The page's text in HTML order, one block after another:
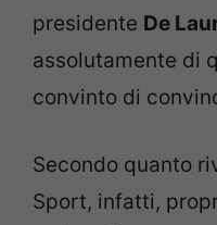
presidente De
assolutamente di
convinto di
Secondo quanto
Sport, infatti,